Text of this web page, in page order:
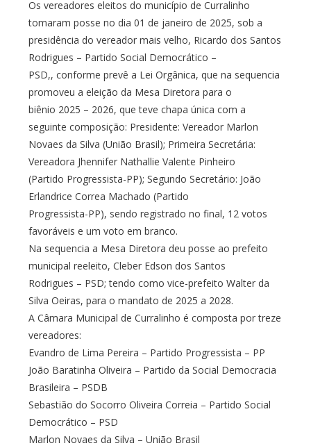
Os vereadores eleitos do município de Curralinho
tomaram posse no dia 01 de janeiro de 2025, sob a
presidência do vereador mais velho, Ricardo dos Santos
Rodrigues – Partido Social Democrático –
PSD,, conforme prevê a Lei Orgânica, que na sequencia
promoveu a eleição da Mesa Diretora para o
biênio 2025 – 2026, que teve chapa única com a
seguinte composição: Presidente: Vereador Marlon
Novaes da Silva (União Brasil); Primeira Secretária:
Vereadora Jhennifer Nathallie Valente Pinheiro
(Partido Progressista-PP); Segundo Secretário: João
Erlandrice Correa Machado (Partido
Progressista-PP), sendo registrado no final, 12 votos
favoráveis e um voto em branco.
Na sequencia a Mesa Diretora deu posse ao prefeito
municipal reeleito, Cleber Edson dos Santos
Rodrigues – PSD; tendo como vice-prefeito Walter da
Silva Oeiras, para o mandato de 2025 a 2028.
A Câmara Municipal de Curralinho é composta por treze
vereadores:
Evandro de Lima Pereira – Partido Progressista – PP
João Baratinha Oliveira – Partido da Social Democracia
Brasileira – PSDB
Sebastião do Socorro Oliveira Correia – Partido Social
Democrático – PSD
Marlon Novaes da Silva – União Brasil